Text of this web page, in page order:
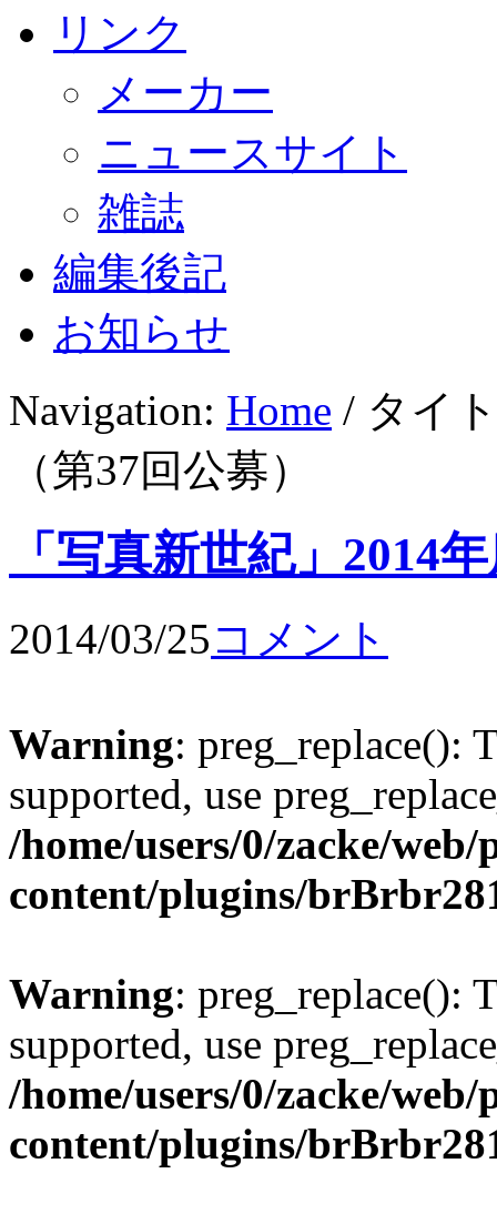
リンク
メーカー
ニュースサイト
雑誌
編集後記
お知らせ
Navigation: Home / タイ
（第37回公募）
「写真新世紀」2014
2014/03/25コメント
Warning: preg_replace():
supported, use
/home/users/0/zacke/
content/plugins/
Warning: preg_replace():
supported, use
/home/users/0/zacke/
content/plugins/